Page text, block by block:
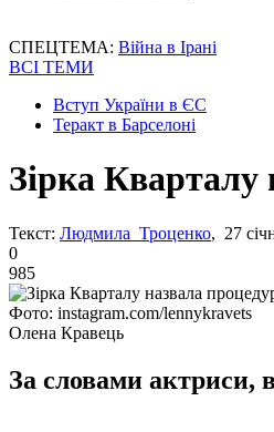
СПЕЦТЕМА: Війна в Ірані
ВСІ ТЕМИ
Вступ України в ЄС
Теракт в Барселоні
Зірка Кварталу
Текст: Людмила Троценко, 27
0
985
Фото: instagram.com/lennykravets
Олена Кравець
За словами актриси,